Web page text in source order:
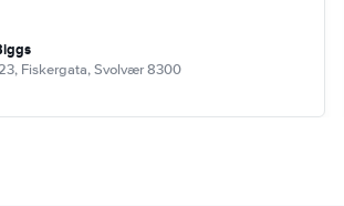
Fiskergata, Svolvær 8300